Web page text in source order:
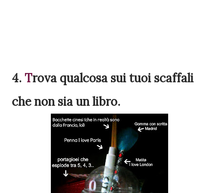
4. Trova qualcosa sui tuoi scaffali
che non sia un libro.